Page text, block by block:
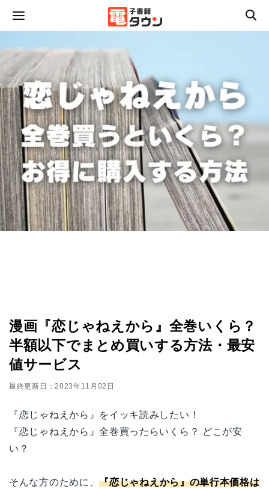
漫画『恋じゃねえから』全巻いくら？
半額以下でまとめ買いする方法・最安
値サービス
最終更新日：2023年11月02日
『恋じゃねえから』をイッキ読みしたい！
『恋じゃねえから』全巻買ったらいくら？ どこが安
い？
そんな方のために、『恋じゃねえから』の単行本価格は